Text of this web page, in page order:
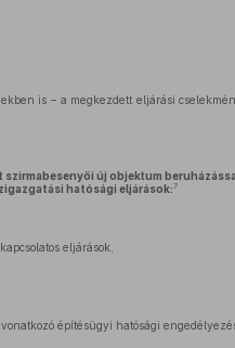
is – a megkezdett eljárási
új objektum
hatósági eljárások:7
eljárások,
építésügyi hatósági